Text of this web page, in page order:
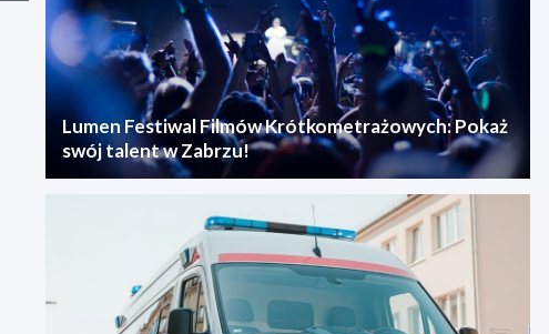
Lumen Festiwal Filmów Krótkometrażowych: Pokaż
swój talent w Zabrzu!